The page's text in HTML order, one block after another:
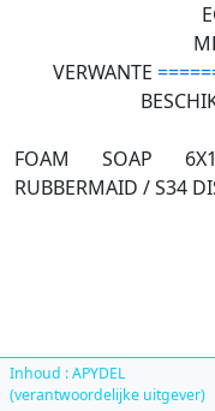
VERWANTE
FOAM SOAP
RUBBERMAID / S34
Inhoud : APYDEL
(verantwoordelijke uitgever)